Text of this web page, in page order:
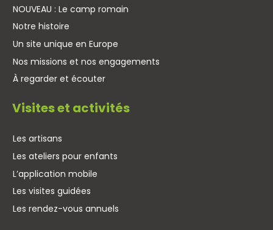
NOUVEAU : Le camp romain
Notre histoire
Un site unique en Europe
Nos missions et nos engagements
À regarder et écouter
Visites et activités
Les artisans
Les ateliers pour enfants
L’application mobile
Les visites guidées
Les rendez-vous annuels